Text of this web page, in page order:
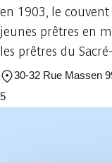
en 1903, le
jeunes prêtres en
les prêtres du
30-32 Rue Massen
5